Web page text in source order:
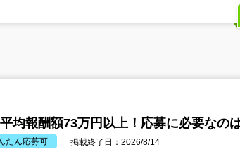
均報酬額73万円以上！応募に必要なの
たん応募可 掲載終了日：2026/8/14